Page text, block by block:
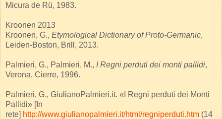
Micura de Rü, 1983.
Kroonen 2013
Kroonen, G., Etymological Dictionary of Proto-Germanic,
Leiden-Boston, Brill, 2013.
Palmieri, G., Palmieri, M., I Regni perduti dei monti pallidi,
Verona, Cierre, 1996.
Palmieri, G., GiulianoPalmieri.it. «I Regni perduti dei Monti
Pallidi» [In
rete] http://www.giulianopalmieri.it/html/regniperduti.htm (14